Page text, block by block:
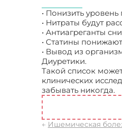
• Понизить
• Нитраты будут
• Антиагреганты
• Статины
• Вывод из
Диуретики.
Такой список
клинических
забывать никогда.
← Ишемическая